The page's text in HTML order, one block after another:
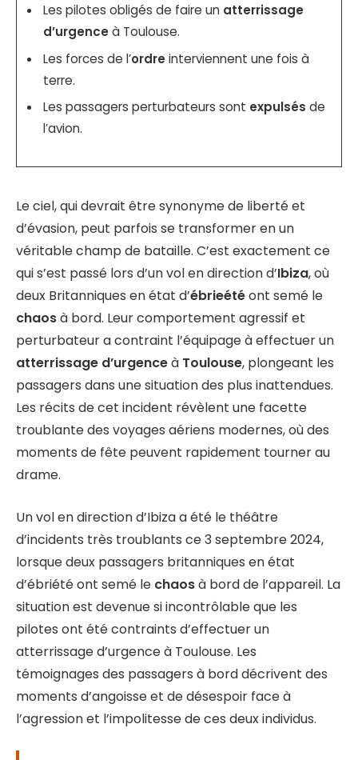
Les pilotes obligés de faire un atterrissage
d’urgenceà Toulouse.
Les forces de l’ordreinterviennent une fois à
terre.
Les passagers perturbateurs sont expulsés de
l’avion.
Le ciel, qui devrait être synonyme de liberté et
d’évasion, peut parfois se transformer en un
véritable champ de bataille. C’est exactement ce
qui s’est passé lors d’un vol en direction d’Ibiza, où
deux Britanniques en état d’ébrieétéont semé le
chaosà bord. Leur comportement agressif et
perturbateur a contraint l’équipage à effectuer un
atterrissage d’urgenceà Toulouse, plongeant les
passagers dans une situation des plus inattendues.
Les récits de cet incident révèlent une facette
troublante des voyages aériens modernes, où des
moments de fête peuvent rapidement tourner au
drame.
Un vol en direction d’Ibiza a été le théâtre
d’incidents très troublants ce 3 septembre 2024,
lorsque deux passagers britanniques en état
d’ébriété ont semé le chaosà bord de l’appareil. La
situation est devenue si incontrôlable que les
pilotes ont été contraints d’effectuer un
atterrissage d’urgence à Toulouse. Les
témoignages des passagers à bord décrivent des
moments d’angoisse et de désespoir face à
l’agression et l’impolitesse de ces deux individus.